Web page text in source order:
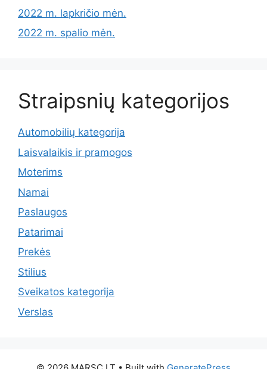
2022 m. lapkričio mėn.
2022 m. spalio mėn.
Straipsnių kategorijos
Automobilių kategorija
Laisvalaikis ir pramogos
Moterims
Namai
Paslaugos
Patarimai
Prekės
Stilius
Sveikatos kategorija
Verslas